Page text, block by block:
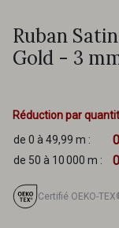
Ruban
Gold - 3
Réduction par
de 0 à 49,99 m :
de 50 à 10 000 m :
Certifié OEKO-